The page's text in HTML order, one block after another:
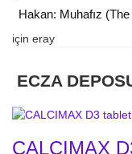
Hakan: Muhafız
için eray
ECZA
CALCIMAX